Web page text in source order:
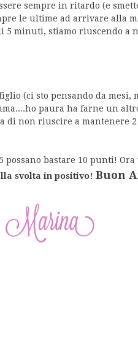
sempre in ritardo (e
le ultime ad arrivare alla
5 minuti, stiamo riuscendo a
(ci sto pensando da mesi,
paura ha farne un
di non riuscire a mantenere
possano bastare 10 punti!
svolta in positivo! Buon